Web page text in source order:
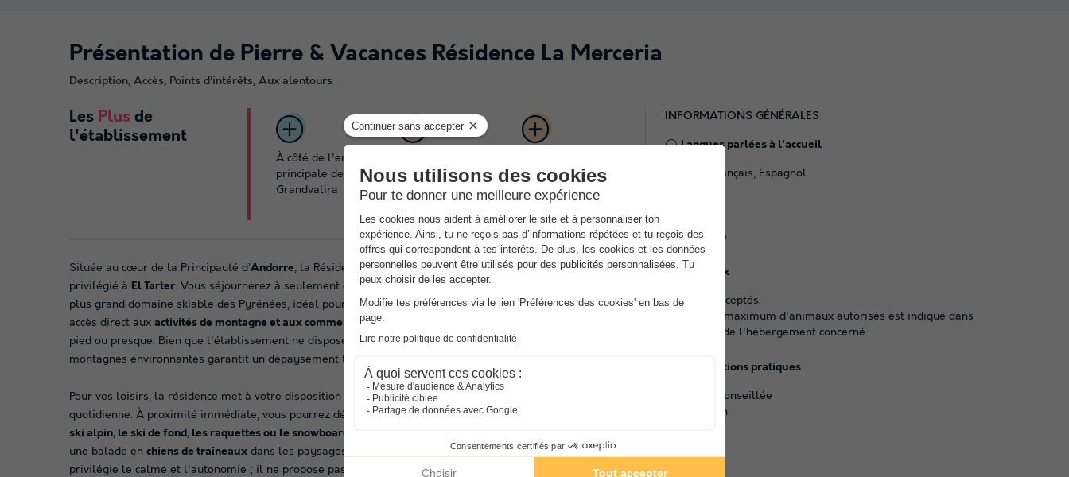
Présentation de Pierre & Vacances Résidence La Merceria
Description, Accès, Points d’intérêts, Aux alentours
Les Plus de
l'établissement
À côté de l'entrée
principale de
Grandvalira
montagne et
commerces à
confortables de 4 à
6 personnes
Située au cœur de la Principauté d’Andorre, la Résidence La Merceria bénéficie d'un emplacement
privilégié à El Tarter. Vous séjournerez à seulement 850 mètres de l’entrée principale de Grandvalira
plus grand domaine skiable des Pyrénées, idéal pour profiter des joies de la neige. Le quartier offre un
accès direct aux activités de montagne et aux commerces de proximité
pied ou presque. Bien que l'établissement ne dispose pas d'une piscine sur place, le cadre majestueux des
montagnes environnantes garantit un dépaysement total pour votre séjour hivernal.
Pour vos loisirs, la résidence met à votre disposition des casiers à skispour faciliter votre organisation
quotidienne. À proximité immédiate, vous pourrez découvrir une multitude d'activités sportives comme le
ski alpin, le ski de fond, les raquettes ou le snowboard
une balade en chiens de traîneaux dans les paysages enneigés d'Andorre. Notez que l'établissement
privilégie le calme et l'autonomie ; il ne propose pas d'animations ni de clubs enfants sur place, mais la
INFORMATIONS GÉNÉRALES
Langues parlées à l'accueil
Anglais, Français, Espagnol
Sur place
Animaux
Animaux acceptés.
Le nombre maximum d'animaux autorisés est indiqué dans
les détails de l'hébergement concerné.
Informations pratiques
Voiture conseillée
Réception